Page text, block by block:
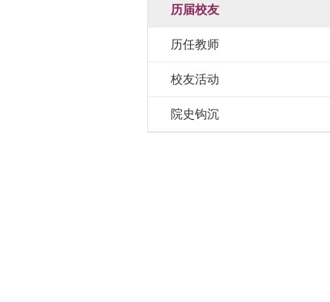
历届校友
历任教师
校友活动
院史钩沉